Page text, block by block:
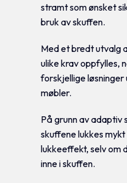
stramt som ønsket
bruk av skuffen.
Med et bredt utvalg
ulike krav oppfylles,
forskjellige løsninger
møbler.
På grunn av
skuffene lukkes
lukkeeffekt, selv om
inne i skuffen.